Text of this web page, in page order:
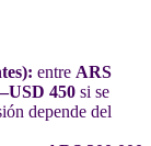
entre ARS
450 si se
depende del